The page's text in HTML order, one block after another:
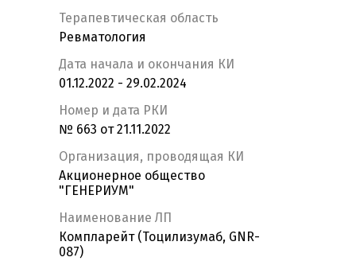
Терапевтическая область
Ревматология
Дата начала и окончания КИ
01.12.2022 - 29.02.2024
Номер и дата РКИ
№ 663 от 21.11.2022
Организация, проводящая КИ
Акционерное общество
"ГЕНЕРИУМ"
Наименование ЛП
Компларейт (Тоцилизумаб, GNR-
087)